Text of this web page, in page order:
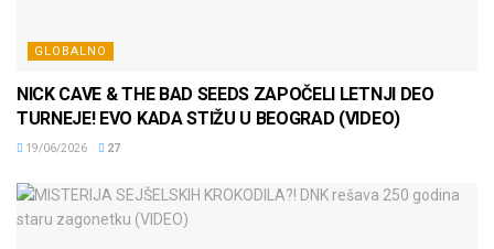
GLOBALNO
NICK CAVE & THE BAD SEEDS ZAPOČELI LETNJI DEO
TURNEJE! EVO KADA STIŽU U BEOGRAD (VIDEO)
19/06/2026 27